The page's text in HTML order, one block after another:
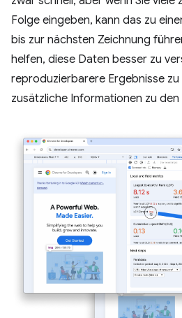
Folge eingeben, kann das zu
bis zur nächsten Zeichnung
helfen, diese Daten besser zu
reproduzierbarere Ergebnisse zu
zusätzliche Informationen zu